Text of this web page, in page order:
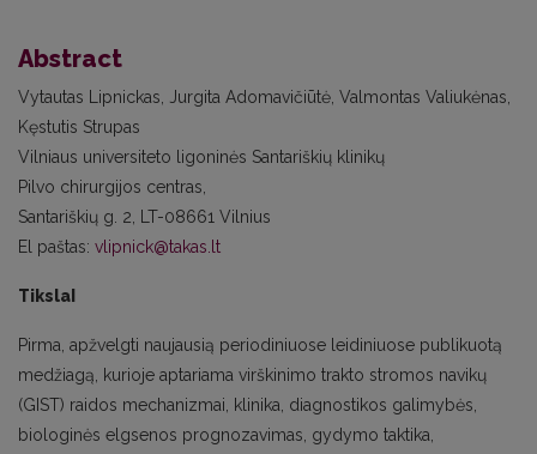
Abstract
Vytautas Lipnickas, Jurgita Adomavičiūtė, Valmontas Valiukėnas,
Kęstutis Strupas
Vilniaus universiteto ligoninės Santariškių klinikų
Pilvo chirurgijos centras,
Santariškių g. 2, LT-08661 Vilnius
El paštas: vlipnick@takas.lt
TikslaI
Pirma, apžvelgti naujausią periodiniuose leidiniuose publikuotą
medžiagą, kurioje aptariama virškinimo trakto stromos navikų
(GIST) raidos mechanizmai, klinika, diagnostikos galimybės,
biologinės elgsenos prognozavimas, gydymo taktika,